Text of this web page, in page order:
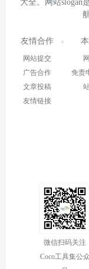
大全。网站slogan
友情合作
网站提交
广告合作
文章投稿
友情链接
免责
微信扫码关注
Coco工具集公众